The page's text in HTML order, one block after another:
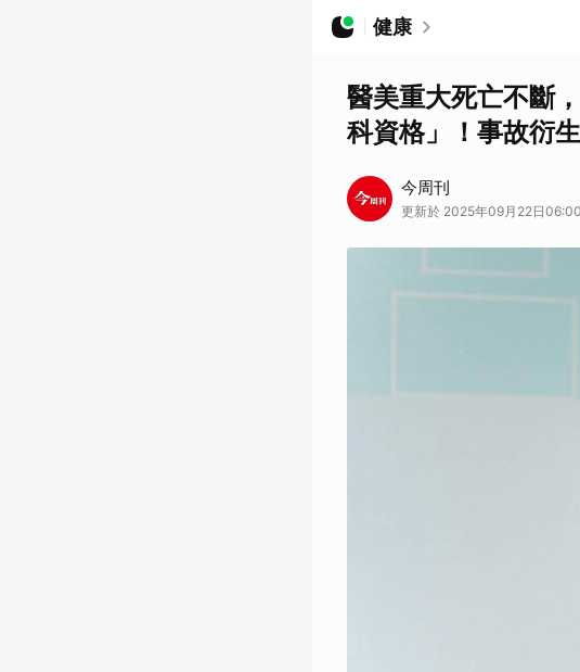
健康
醫美重大死亡不斷
科資格」！事故衍
今周刊
更新於 2025年09月22日